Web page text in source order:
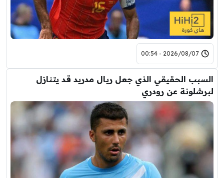
2026/08/07 - 00:54
السبب الحقيقي الذي جعل ريال مدريد قد يتنازل
لبرشلونة عن رودري